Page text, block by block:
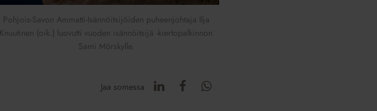
Pohjois-Savon Ammatti-Isännöitsijöiden puheenjohtaja Ilja
Knuutinen (oik.) luovutti vuoden isännöitsijä -kiertopalkinnon
Sami Mörskylle.
Jaa somessa